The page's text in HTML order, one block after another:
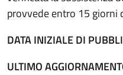
provvede entro 15 giorni
DATA INIZIALE DI
ULTIMO